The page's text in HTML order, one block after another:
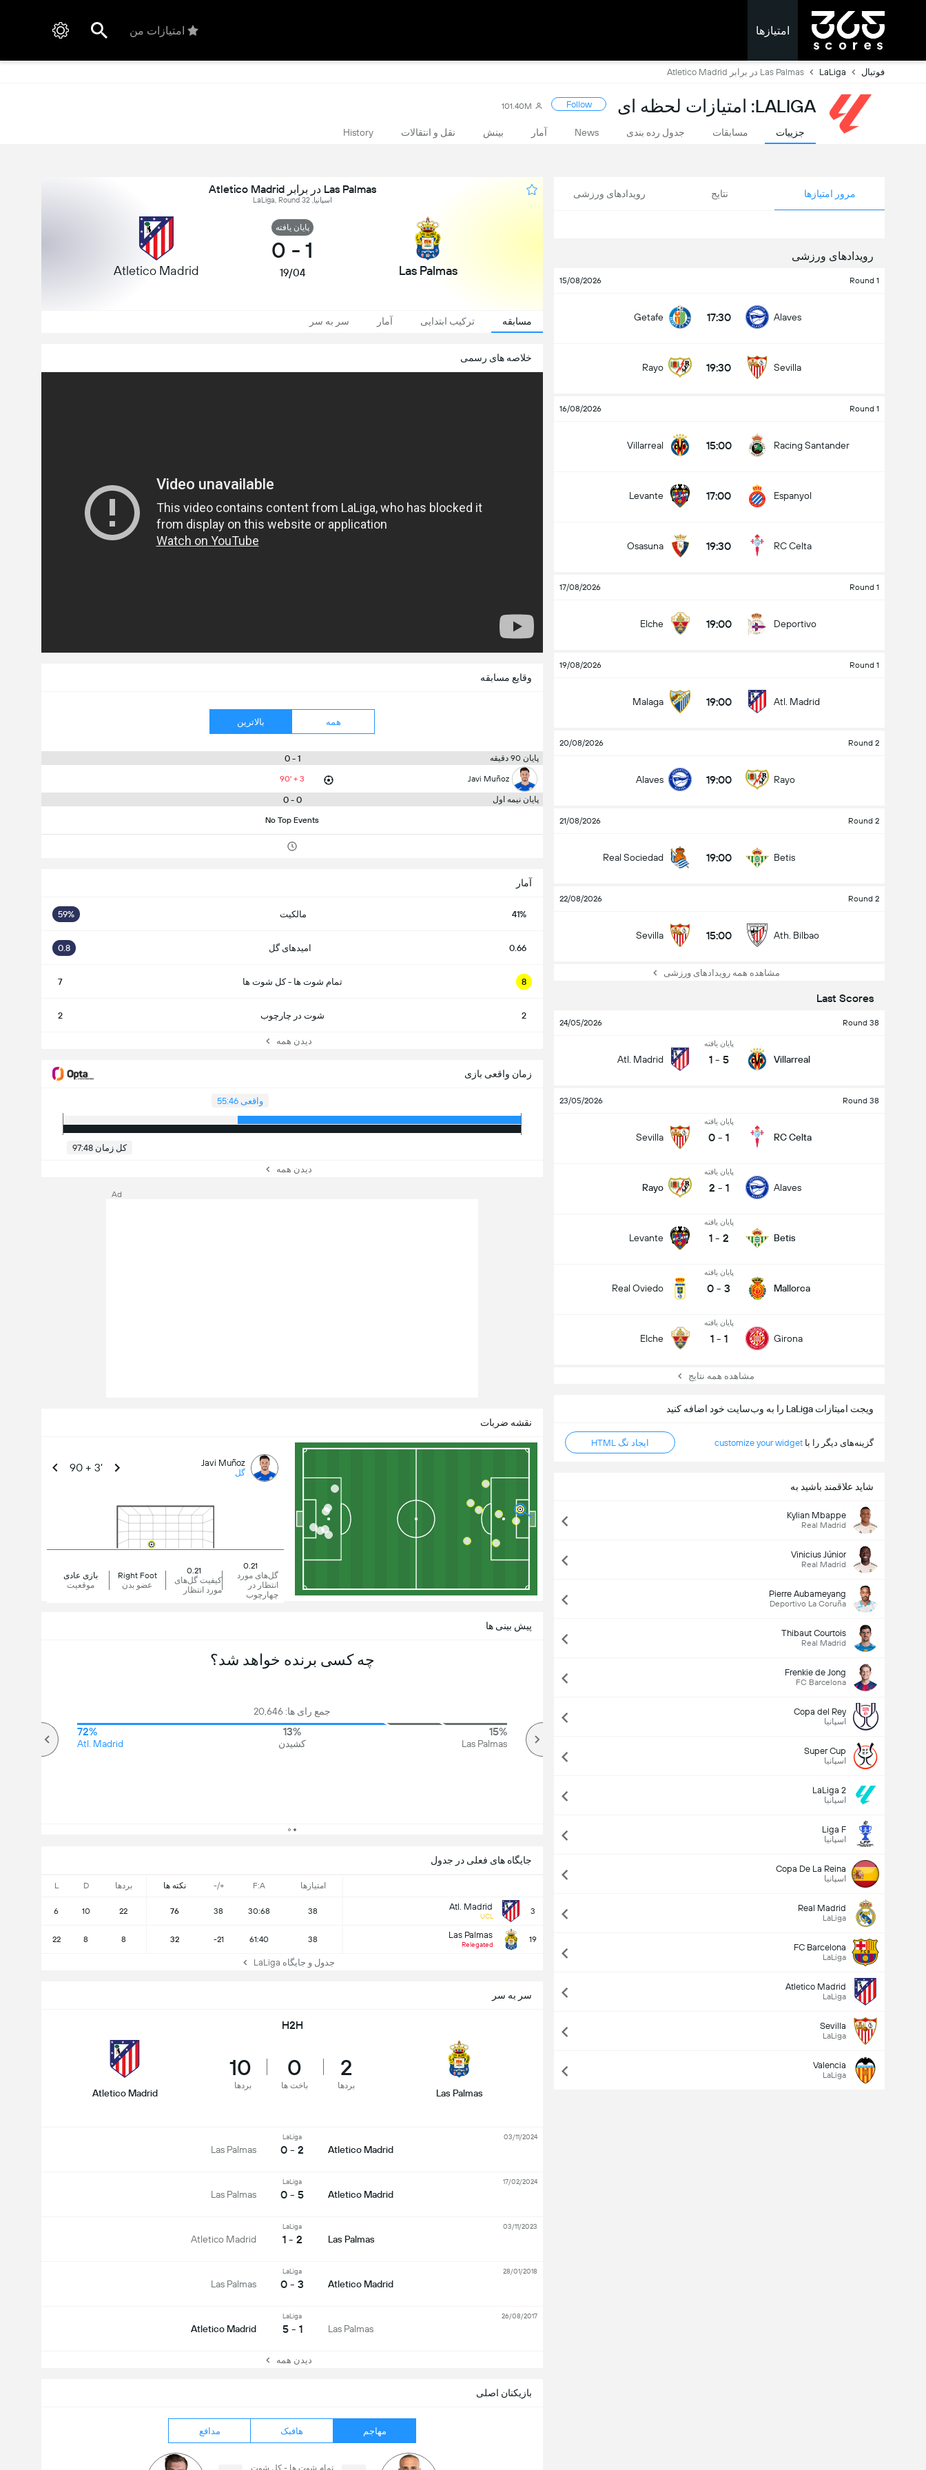
امتیازها امتیازات من
فوتبال LaLiga Las Palmas در برابر Atletico Madrid
LALIGA: امتیازات لحظه ای Follow
101.40M
جزییات مسابقات جدول رده بندی News آمار بینش نقل و انتقالات History
مرور امتیازها نتایج رویدادهای ورزشی
رویدادهای ورزشی
Round 1
15/08/2026
Alaves
17:30
Getafe
Sevilla
19:30
Rayo
Round 1
16/08/2026
Racing Santander
15:00
Villarreal
Espanyol
17:00
Levante
RC Celta
19:30
Osasuna
Round 1
17/08/2026
Deportivo
19:00
Elche
Round 1
19/08/2026
Atl. Madrid
19:00
Malaga
Round 2
20/08/2026
Rayo
19:00
Alaves
Round 2
21/08/2026
Betis
19:00
Real Sociedad
Round 2
22/08/2026
Ath. Bilbao
15:00
Sevilla
مشاهده همه رویدادهای ورزشی
Last Scores
Round 38
24/05/2026
Villarreal
پایان یافته
5
-
1
Atl. Madrid
Round 38
23/05/2026
RC Celta
پایان یافته
1
-
0
Sevilla
Alaves
پایان یافته
1
-
2
Rayo
Betis
پایان یافته
2
-
1
Levante
Mallorca
پایان یافته
3
-
0
Real Oviedo
Girona
پایان یافته
1
-
1
Elche
مشاهده همه نتایج
ویجت امیتازات LaLiga را به وب‌سایت خود اضافه کنید
گزینه‌های دیگر را با customize your widget ایجاد تگ HTML
شاید علاقمند باشید به
Kylian Mbappe
Real Madrid
Vinicius Júnior
Real Madrid
Pierre Aubameyang
Deportivo La Coruña
Thibaut Courtois
Real Madrid
Frenkie de Jong
FC Barcelona
Copa del Rey
اسپانیا
Super Cup
اسپانیا
LaLiga 2
اسپانیا
Liga F
اسپانیا
Copa De La Reina
اسپانیا
Real Madrid
LaLiga
FC Barcelona
LaLiga
Atletico Madrid
LaLiga
Sevilla
LaLiga
Valencia
LaLiga
Las Palmas در برابر Atletico Madrid
اسپانیا, LaLiga, Round 32
Las Palmas
پایان یافته
1
-
0
19/04
Atletico Madrid
مسابقه ترکیب ابتدایی آمار سر به سر
خلاصه های رسمی
وقایع مسابقه
همه بالاترین
پایان 90 دقیقه 1 - 0
Javi Muñoz
90' + 3
پایان نیمه اول 0 - 0
No Top Events
بازیکنان اصلی
مهاجم هافبک مدافع
تمام شوت ها - کل شوت
آمار
41% مالکیت 59%
0.66 امیدهای گل 0.8
8 تمام شوت ها - کل شوت ها 7
2 شوت در چارچوب 2
دیدن همه
زمان واقعی بازی
واقعی 55:46
کل زمان 97:48
دیدن همه
نقشه ضربات
Javi Muñoz
گل 90 + 3'
بازی عادی
موقعیت
Right Foot
عضو بدن
0.21
کیفیت گل‌های
مورد انتظار
0.21
گل‌های مورد
انتظار در
چهارچوب
جایگاه های فعلی در جدول
امتیازها F:A
+/- نکته ها بردها D
L
3
Atl. Madrid
UCL
38
30:68
38
76
22
10
6
19
Las Palmas
Relegated
38
61:40
-21
32
8
8
22
جدول و جایگاه LaLiga
پیش بینی ها
چه کسی برنده خواهد شد؟
جمع رای ها: 20,646
15%
Las Palmas
13%
کشیدن
72%
Atl. Madrid
جمع رای ها: 2,246
سر به سر
H2H
Las Palmas
2
بردها
0
باخت ها
10
بردها
Atletico Madrid
Atletico Madrid
LaLiga
2 - 0
Las Palmas
03/11/2024
Atletico Madrid
LaLiga
5 - 0
Las Palmas
17/02/2024
Las Palmas
LaLiga
2 - 1
Atletico Madrid
03/11/2023
Atletico Madrid
LaLiga
3 - 0
Las Palmas
28/01/2018
Las Palmas
LaLiga
1 - 5
Atletico Madrid
26/08/2017
دیدن همه
Ad